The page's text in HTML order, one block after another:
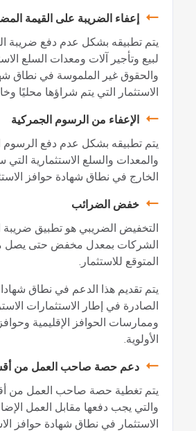
إعفاء الضريبة على القيمة
يتم تطبيقه بشكل عدم دفع ضريبة
لبيع وتأجير آلات ومعدات السلع
والحقوق غير الملموسة في نطاق
الاستثمار التي يتم شراؤها محليًا
الإعفاء من الرسوم الجمركية
يتم تطبيقه بشكل عدم دفع الرسوم
والمعدات والسلع الاستثمارية
الخارج في نطاق شهادة حوافز
خفض الضرائب
التخفيض الضريبي هو تطبيق ضريبة
الشركات بمعدل مخفض حتى يصل
المتوقع للاستثمار.
يتم تقديم هذا الدعم في نطاق
الصادرة في إطار الاستثمارات
وممارسات الحوافز الإقليمية
الأولوية.
دعم حصة صاحب العمل من
يتم تغطية حصة صاحب العمل من
والتي يجب دفعها مقابل العمل
الاستثمار في نطاق شهادة حوافز